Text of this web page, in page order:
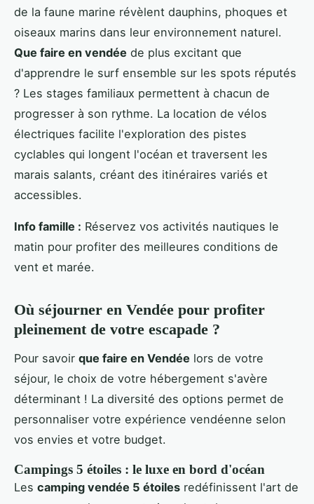
de la faune marine révèlent dauphins, phoques et
oiseaux marins dans leur environnement naturel.
Que faire en vendée de plus excitant que
d'apprendre le surf ensemble sur les spots réputés
? Les stages familiaux permettent à chacun de
progresser à son rythme. La location de vélos
électriques facilite l'exploration des pistes
cyclables qui longent l'océan et traversent les
marais salants, créant des itinéraires variés et
accessibles.
Info famille : Réservez vos activités nautiques le
matin pour profiter des meilleures conditions de
vent et marée.
Où séjourner en Vendée pour profiter
pleinement de votre escapade ?
Pour savoir que faire en Vendée lors de votre
séjour, le choix de votre hébergement s'avère
déterminant ! La diversité des options permet de
personnaliser votre expérience vendéenne selon
vos envies et votre budget.
Campings 5 étoiles : le luxe en bord d'océan
Les camping vendée 5 étoiles redéfinissent l'art de